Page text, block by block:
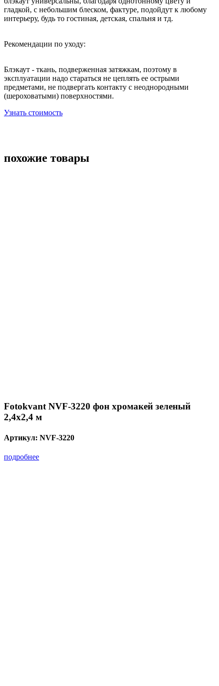
гладкой, с небольшим блеском, фактуре, подойдут к любому
интерьеру, будь то гостиная, детская, спальня и тд.
Рекомендации по уходу:
Блэкаут - ткань, подверженная затяжкам, поэтому в
эксплуатации надо стараться не цеплять ее острыми
предметами, не подвергать контакту с неоднородными
(шероховатыми) поверхностями.
Узнать стоимость
похожие товары
Fotokvant NVF-3220 фон хромакей зеленый
2,4x2,4 м
Артикул: NVF-3220
подробнее